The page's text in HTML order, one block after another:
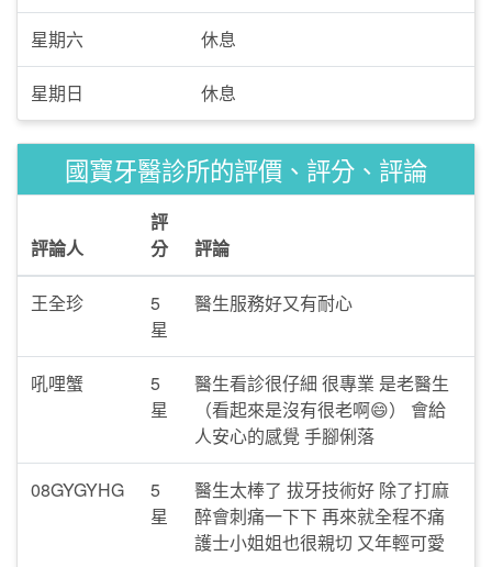
星期六 休息
星期日 休息
國寶牙醫診所的評價、評分、評論
評論人
評
分
評論
王全珍
5
星
醫生服務好又有耐心
吼哩蟹
5
星
醫生看診很仔細 很專業 是老醫生
（看起來是沒有很老啊😄） 會給
人安心的感覺 手腳俐落
08GYGYHG
5
星
醫生太棒了 拔牙技術好 除了打麻
醉會刺痛一下下 再來就全程不痛
護士小姐姐也很親切 又年輕可愛